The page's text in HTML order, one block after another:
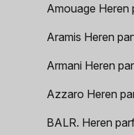
Amouage Heren
Aramis Heren
Armani Heren
Azzaro Heren
BALR. Heren